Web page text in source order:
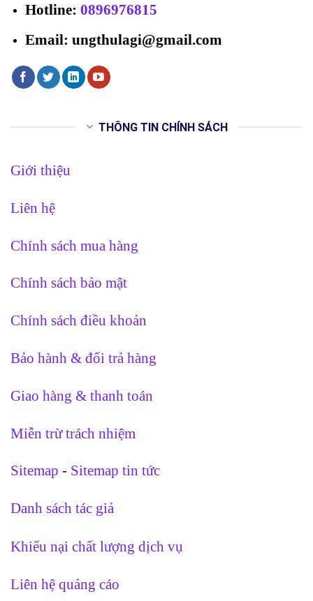
Hotline: 0896976815
Email: ungthulagi@gmail.com
THÔNG TIN CHÍNH SÁCH
Giới thiệu
Liên hệ
Chính sách mua hàng
Chính sách bảo mật
Chính sách điều khoản
Bảo hành & đổi trả hàng
Giao hàng & thanh toán
Miễn trừ trách nhiệm
Sitemap - Sitemap tin tức
Danh sách tác giả
Khiếu nại chất lượng dịch vụ
Liên hệ quảng cáo